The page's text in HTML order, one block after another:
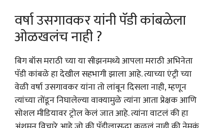
वर्षा उसगावकर यांनी पॅडी कांबळेला
ओळखलंच नाही ?
बिग बॉस मराठी च्या या सीझनमध्ये आपला मराठी अभिनेता
पॅडी कांबळे हा देखील सहभागी झाला आहे. त्याच्या एंट्री च्या
वेळी वर्षा उसगावकर यांना तो लांबून दिसला नाही, म्हणून
त्यांच्या तोंडून निघालेल्या वाक्यामुळे त्यांना आता प्रेक्षक आणि
सोशल मीडियावर ट्रोल केलं जात आहे. त्यांना वाटलं की हा